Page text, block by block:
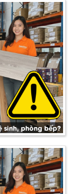
sinh, phòng bếp?